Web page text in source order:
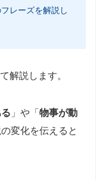
レーズを解説し
解説します。
」や「 物事が動
変化を伝えると